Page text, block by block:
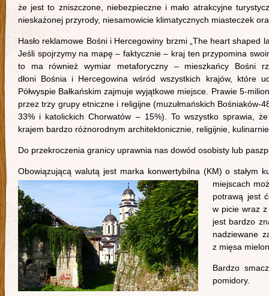
że jest to zniszczone, niebezpieczne i mało atrakcyjne
nieskażonej przyrody, niesamowicie klimatycznych miasteczek
Hasło reklamowe Bośni i Hercegowiny brzmi „The heart shaped
Jeśli spojrzymy na mapę – faktycznie – kraj ten przypomina
to ma również wymiar metaforyczny – mieszkańcy Bośni
dłoni Bośnia i Hercegowina wśród wszystkich krajów, które
Półwyspie Bałkańskim zajmuje wyjątkowe miejsce. Prawie 5-
przez trzy grupy etniczne i religijne (muzułmańskich Bośniaków-
33% i katolickich Chorwatów – 15%). To wszystko sprawia,
krajem bardzo różnorodnym architektonicznie, religijnie,
Do przekroczenia granicy uprawnia nas dowód osobisty lub
Obowiązującą walutą jest marka konwertybilna (KM) o
miejscach
potrawą jest
w picie wraz
jest bardzo
nadziewane
z mięsa
Bardzo
pomidory.